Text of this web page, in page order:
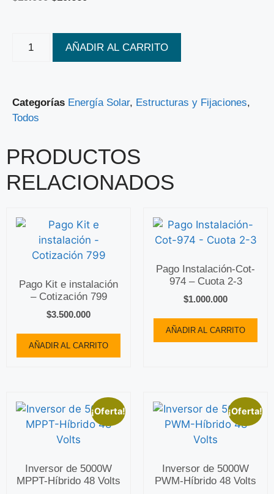
AÑADIR AL CARRITO
Categorías Energía Solar, Estructuras y Fijaciones,
Todos
PRODUCTOS
RELACIONADOS
Pago Kit e instalación
– Cotización 799
$3.500.000
AÑADIR AL CARRITO
Pago Instalación-Cot-
974 – Cuota 2-3
$1.000.000
AÑADIR AL CARRITO
¡Oferta!
Inversor de 5000W
MPPT-Híbrido 48 Volts
¡Oferta!
Inversor de 5000W
PWM-Híbrido 48 Volts